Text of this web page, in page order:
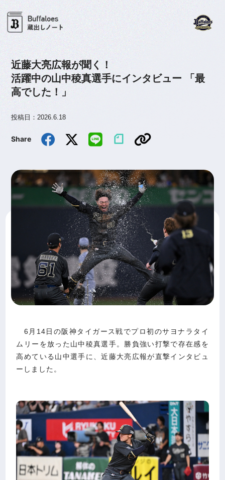
近藤大亮広報が聞く！
活躍中の山中稜真選手にインタビュー 「最
高でした！」
投稿日：2026.6.18
Share
6月14日の阪神タイガース戦でプロ初のサヨナラタイ
ムリーを放った山中稜真選手。勝負強い打撃で存在感を
高めている山中選手に、近藤大亮広報が直撃インタビュ
ーしました。